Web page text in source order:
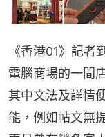
《香港01》記
電腦商場的一間
其中文法及詳情
能，例如帖文無